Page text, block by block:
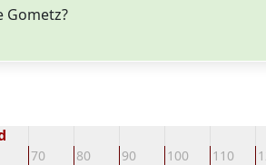
Gometz?
70 80 90 100 110